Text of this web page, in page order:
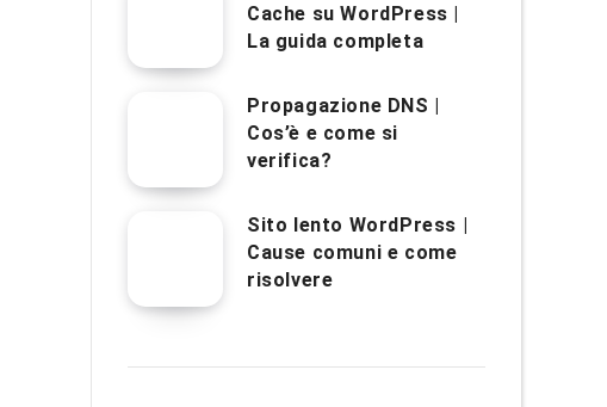
Cache su WordPress |
La guida completa
Propagazione DNS |
Cos’è e come si
verifica?
Sito lento WordPress |
Cause comuni e come
risolvere